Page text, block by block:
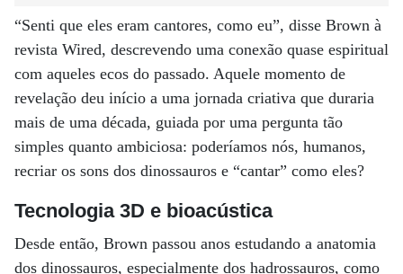
“Senti que eles eram cantores, como eu”, disse Brown à
revista Wired, descrevendo uma conexão quase espiritual
com aqueles ecos do passado. Aquele momento de
revelação deu início a uma jornada criativa que duraria
mais de uma década, guiada por uma pergunta tão
simples quanto ambiciosa: poderíamos nós, humanos,
recriar os sons dos dinossauros e “cantar” como eles?
Tecnologia 3D e bioacústica
Desde então, Brown passou anos estudando a anatomia
dos dinossauros, especialmente dos hadrossauros, como